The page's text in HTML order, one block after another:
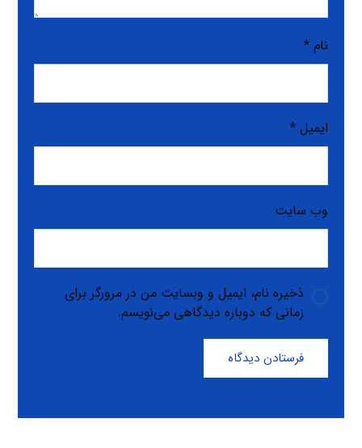
نام*
ایمیل*
وب‌ سایت
ذخیره نام، ایمیل و وبسایت من در مرورگر برای
زمانی که دوباره دیدگاهی می‌نویسم.
فرستادن دیدگاه